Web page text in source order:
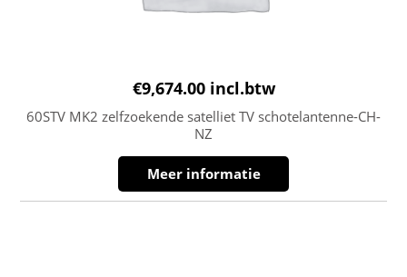
€9,674.00 incl.btw
60STV MK2 zelfzoekende satelliet TV schotelantenne-CH-
NZ
Meer informatie